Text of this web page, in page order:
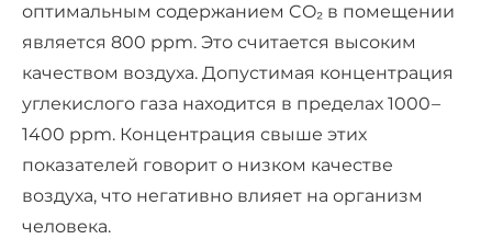
оптимальным содержанием CO₂ в помещении
является 800 ppm. Это считается высоким
качеством воздуха. Допустимая концентрация
углекислого газа находится в пределах 1000–
1400 ppm. Концентрация свыше этих
показателей говорит о низком качестве
воздуха, что негативно влияет на организм
человека.